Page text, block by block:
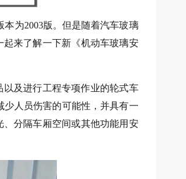
本为2003版。但是随着汽车玻璃
来了解一下新《机动车玻璃安
及进行工程专项作业的轮式车
人员伤害的可能性，并具有一
分隔车厢空间或其他功能用安